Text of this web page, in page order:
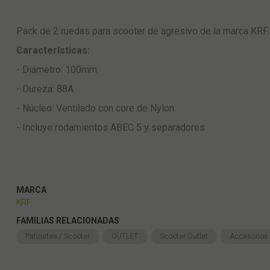
Pack de 2 ruedas para scooter de agresivo de la marca KRF.
Características:
- Diámetro: 100mm
- Dureza: 88A
- Núcleo: Ventilado con core de Nylon
- Incluye rodamientos ABEC 5 y separadores
MARCA
KRF
FAMILIAS RELACIONADAS
Patinetes / Scooter OUTLET Scooter Outlet Accesorios